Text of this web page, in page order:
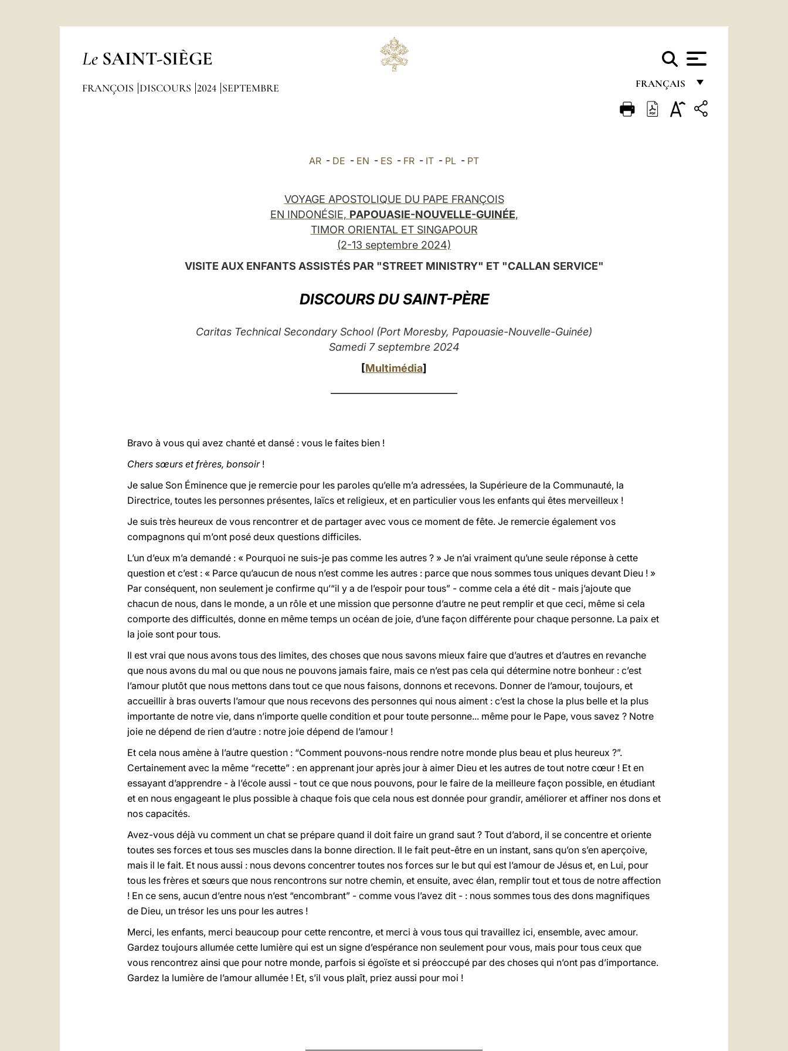
Le SAINT-SIÈGE
FRANÇAIS
FRANÇAIS
FRANÇOIS DISCOURS 2024 SEPTEMBRE
AR - DE - EN - ES - FR - IT - PL - PT
VOYAGE APOSTOLIQUE DU PAPE FRANÇOIS
EN INDONÉSIE, PAPOUASIE-NOUVELLE-GUINÉE,
TIMOR ORIENTAL ET SINGAPOUR
(2-13 septembre 2024)
VISITE AUX ENFANTS ASSISTÉS PAR "STREET MINISTRY" ET "CALLAN SERVICE"
DISCOURS DU SAINT-PÈRE
Caritas Technical Secondary School (Port Moresby, Papouasie-Nouvelle-Guinée)
Samedi 7 septembre 2024
[Multimédia]
Bravo à vous qui avez chanté et dansé : vous le faites bien !
Chers sœurs et frères, bonsoir!
Je salue Son Éminence que je remercie pour les paroles qu’elle m’a adressées, la Supérieure de la Communauté, la
Directrice, toutes les personnes présentes, laïcs et religieux, et en particulier vous les enfants qui êtes merveilleux !
Je suis très heureux de vous rencontrer et de partager avec vous ce moment de fête. Je remercie également vos
compagnons qui m’ont posé deux questions difficiles.
L’un d’eux m’a demandé : « Pourquoi ne suis-je pas comme les autres ? » Je n’ai vraiment qu’une seule réponse à cette
question et c’est : « Parce qu’aucun de nous n’est comme les autres : parce que nous sommes tous uniques devant Dieu ! »
Par conséquent, non seulement je confirme qu’“il y a de l’espoir pour tous” - comme cela a été dit - mais j’ajoute que
chacun de nous, dans le monde, a un rôle et une mission que personne d’autre ne peut remplir et que ceci, même si cela
comporte des difficultés, donne en même temps un océan de joie, d’une façon différente pour chaque personne. La paix et
la joie sont pour tous.
Il est vrai que nous avons tous des limites, des choses que nous savons mieux faire que d’autres et d’autres en revanche
que nous avons du mal ou que nous ne pouvons jamais faire, mais ce n’est pas cela qui détermine notre bonheur : c’est
l’amour plutôt que nous mettons dans tout ce que nous faisons, donnons et recevons. Donner de l’amour, toujours, et
accueillir à bras ouverts l’amour que nous recevons des personnes qui nous aiment : c’est la chose la plus belle et la plus
importante de notre vie, dans n’importe quelle condition et pour toute personne... même pour le Pape, vous savez ? Notre
joie ne dépend de rien d’autre : notre joie dépend de l’amour !
Et cela nous amène à l’autre question : “Comment pouvons-nous rendre notre monde plus beau et plus heureux ?”.
Certainement avec la même “recette” : en apprenant jour après jour à aimer Dieu et les autres de tout notre cœur ! Et en
essayant d’apprendre - à l’école aussi - tout ce que nous pouvons, pour le faire de la meilleure façon possible, en étudiant
et en nous engageant le plus possible à chaque fois que cela nous est donnée pour grandir, améliorer et affiner nos dons et
nos capacités.
Avez-vous déjà vu comment un chat se prépare quand il doit faire un grand saut ? Tout d’abord, il se concentre et oriente
toutes ses forces et tous ses muscles dans la bonne direction. Il le fait peut-être en un instant, sans qu’on s’en aperçoive,
mais il le fait. Et nous aussi : nous devons concentrer toutes nos forces sur le but qui est l’amour de Jésus et, en Lui, pour
tous les frères et sœurs que nous rencontrons sur notre chemin, et ensuite, avec élan, remplir tout et tous de notre affection
! En ce sens, aucun d’entre nous n’est “encombrant” - comme vous l’avez dit - : nous sommes tous des dons magnifiques
de Dieu, un trésor les uns pour les autres !
Merci, les enfants, merci beaucoup pour cette rencontre, et merci à vous tous qui travaillez ici, ensemble, avec amour.
Gardez toujours allumée cette lumière qui est un signe d’espérance non seulement pour vous, mais pour tous ceux que
vous rencontrez ainsi que pour notre monde, parfois si égoïste et si préoccupé par des choses qui n’ont pas d’importance.
Gardez la lumière de l’amour allumée ! Et, s’il vous plaît, priez aussi pour moi !